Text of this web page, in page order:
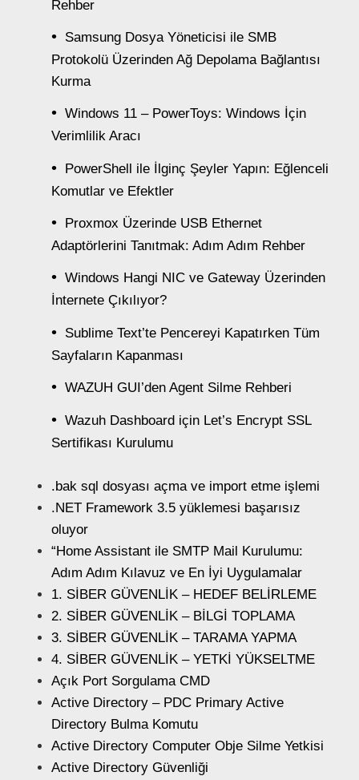
Rehber
Samsung Dosya Yöneticisi ile SMB
Protokolü Üzerinden Ağ Depolama Bağlantısı
Kurma
Windows 11 – PowerToys: Windows İçin
Verimlilik Aracı
PowerShell ile İlginç Şeyler Yapın: Eğlenceli
Komutlar ve Efektler
Proxmox Üzerinde USB Ethernet
Adaptörlerini Tanıtmak: Adım Adım Rehber
Windows Hangi NIC ve Gateway Üzerinden
İnternete Çıkılıyor?
Sublime Text’te Pencereyi Kapatırken Tüm
Sayfaların Kapanması
WAZUH GUI’den Agent Silme Rehberi
Wazuh Dashboard için Let’s Encrypt SSL
Sertifikası Kurulumu
.bak sql dosyası açma ve import etme işlemi
.NET Framework 3.5 yüklemesi başarısız
oluyor
“Home Assistant ile SMTP Mail Kurulumu:
Adım Adım Kılavuz ve En İyi Uygulamalar
1. SİBER GÜVENLİK – HEDEF BELİRLEME
2. SİBER GÜVENLİK – BİLGİ TOPLAMA
3. SİBER GÜVENLİK – TARAMA YAPMA
4. SİBER GÜVENLİK – YETKİ YÜKSELTME
Açık Port Sorgulama CMD
Active Directory – PDC Primary Active
Directory Bulma Komutu
Active Directory Computer Obje Silme Yetkisi
Active Directory Güvenliği